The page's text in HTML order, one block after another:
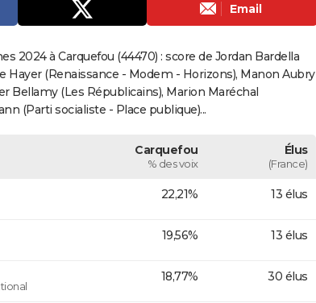
Email
2024 à Carquefou (44470) : score de Jordan Bardella
Hayer (Renaissance - Modem - Horizons), Manon Aubry
Bellamy (Les Républicains), Marion Maréchal
(Parti socialiste - Place publique)...
Carquefou
% des voix
Élus
(France)
22,21% 13 élus
19,56% 13 élus
18,77% 30 élus